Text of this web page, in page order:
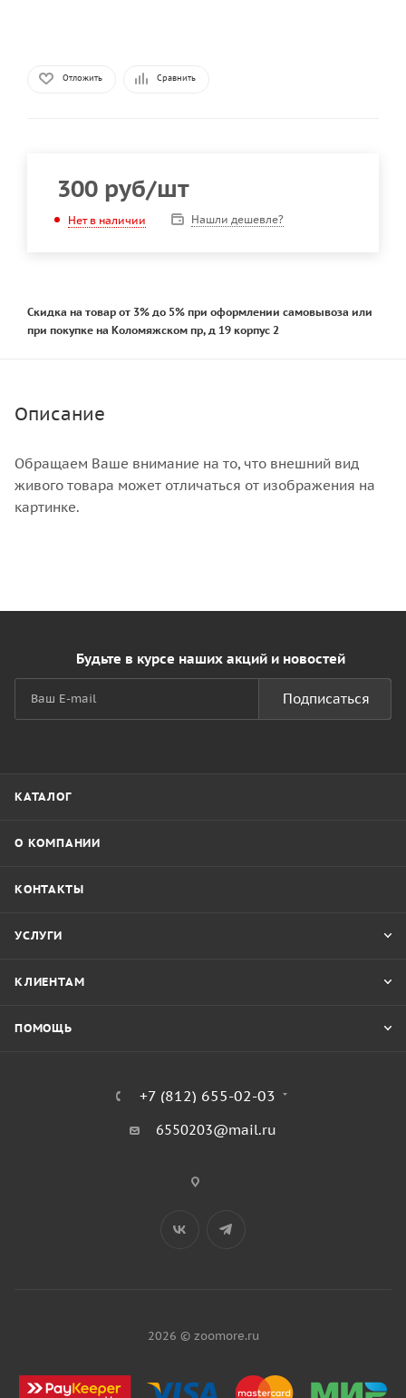
Отложить Сравнить
300 руб/шт
Нет в наличии Нашли дешевле?
Скидка на товар от 3% до 5% при оформлении самовывоза или
при покупке на Коломяжском пр, д 19 корпус 2
Описание
Обращаем Ваше внимание на то, что внешний вид
живого товара может отличаться от изображения на
картинке.
Будьте в курсе наших акций и новостей
Подписаться
КАТАЛОГ
О КОМПАНИИ
КОНТАКТЫ
УСЛУГИ
КЛИЕНТАМ
ПОМОЩЬ
+7 (812) 655-02-03
6550203@mail.ru
2026 © zoomore.ru